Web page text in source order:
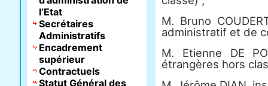
M. Bruno
administratif et de
M. Etienne DE
étrangères hors
l’Etat
Secrétaires
Administratifs
Encadrement
supérieur
Contractuels
Statut Général des